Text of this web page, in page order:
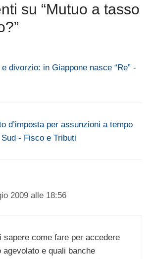
su “Mutuo a tasso
divorzio: in Giappone nasce “Re” -
d’imposta per assunzioni a tempo
- Fisco e Tributi
2009 alle 18:56
sapere come fare per accedere
agevolato e quali banche